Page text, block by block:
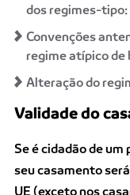
dos regimes-
Convenções
regime atípico de
Alteração do
Validade do
Se é cidadão de
seu casamento
UE (excetonos